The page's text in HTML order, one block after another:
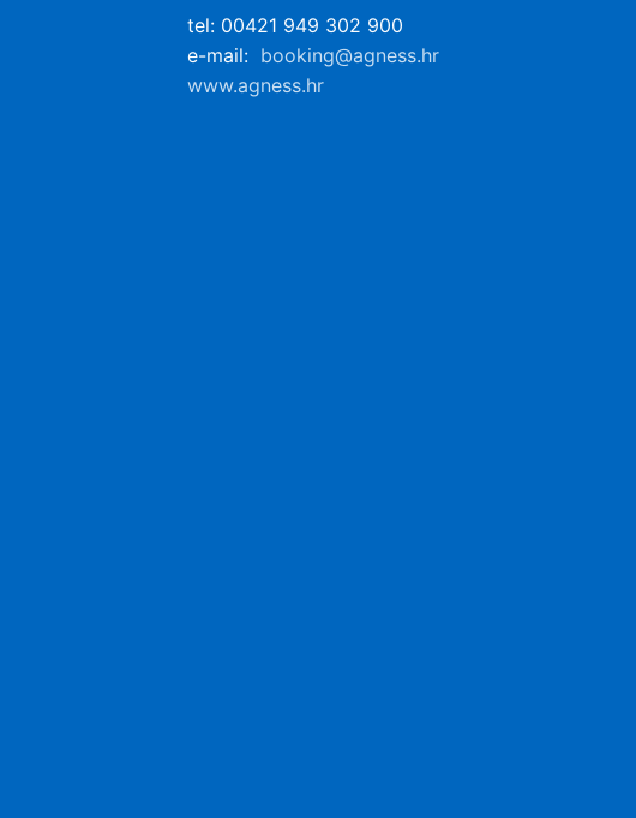
tel: 00421 949 302 900
e-mail: booking@agness.hr
www.agness.hr